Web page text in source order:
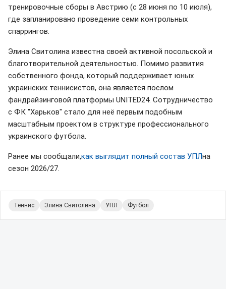
тренировочные сборы в Австрию (с 28 июня по 10 июля),
где запланировано проведение семи контрольных
спаррингов.
Элина Свитолина известна своей активной посольской и
благотворительной деятельностью. Помимо развития
собственного фонда, который поддерживает юных
украинских теннисистов, она является послом
фандрайзинговой платформы UNITED24. Сотрудничество
с ФК "Харьков" стало для неё первым подобным
масштабным проектом в структуре профессионального
украинского футбола.
Ранее мы сообщали,как выглядит полный состав УПЛна
сезон 2026/27.
Теннис Элина Свитолина УПЛ Футбол